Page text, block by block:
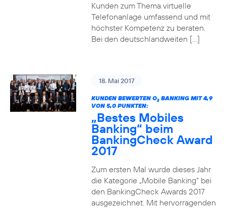
Kunden zum Thema virtuelle
Telefonanlage umfassend und mit
höchster Kompetenz zu beraten.
Bei den deutschlandweiten […]
18. Mai 2017
KUNDEN BEWERTEN O2BANKING MIT 4,9
VON 5,0 PUNKTEN:
„Bestes Mobiles
Banking“ beim
BankingCheck Award
2017
Zum ersten Mal wurde dieses Jahr
die Kategorie „Mobile Banking“ bei
den BankingCheck Awards 2017
ausgezeichnet. Mit hervorragenden